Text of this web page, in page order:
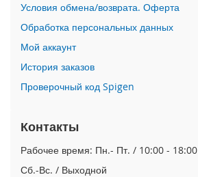
o
n
e
1
7
P
r
i
h
o
Условия обмена/возврата. Оферта
Обработка персональных данных
Мой аккаунт
История заказов
Проверочный код Spigen
Контакты
Рабочее время: Пн.- Пт. / 10:00 - 18:00
Сб.-Вс. / Выходной